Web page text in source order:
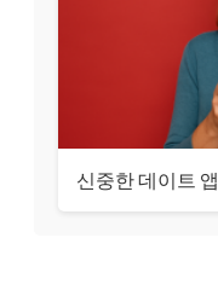
신중한 데이트 앱